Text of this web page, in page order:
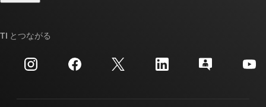
イベント
投資家向け情報
TI E2E™ 設計サポート・フォーラム
クロスリファレンス検索
カスタマー・サポート・センター
ご注文に関する FAQ
TI とつながる